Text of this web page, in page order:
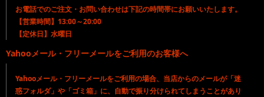
お電話でのご注文・お問い合わせは下記の時間帯にお願いいたします。
【営業時間】13:00～20:00
【定休日】水曜日
Yahooメール・フリーメールをご利用のお客様へ
Yahooメール・フリーメールをご利用の場合、当店からのメールが「迷
惑フォルダ」や「ゴミ箱」に、自動で振り分けられてしまうことがあり